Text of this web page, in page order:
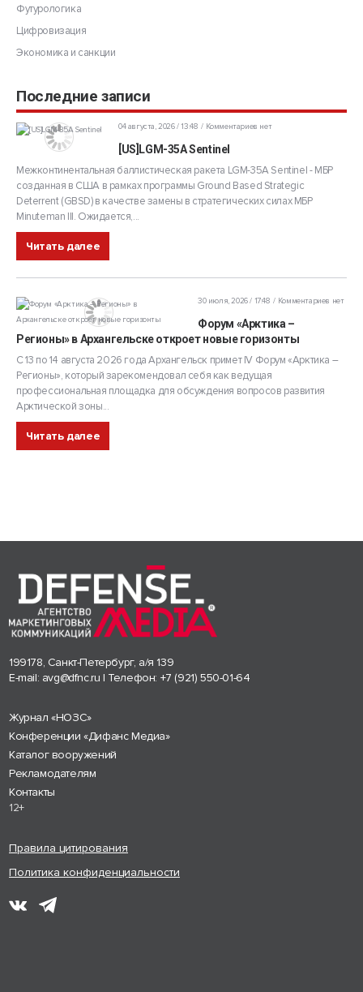
Футурологика
Цифровизация
Экономика и санкции
Последние записи
04 августа, 2026 / 13:48 Комментариев нет
[US]LGM-35A Sentinel
Межконтинентальная баллистическая ракета LGM-35A Sentinel - МБР
созданная в США в рамках программы Ground Based Strategic
Deterrent (GBSD) в качестве замены в стратегических силах МБР
Minuteman III. Ожидается,...
Читать далее
30 июля, 2026 / 17:48 Комментариев нет
Форум «Арктика –
Регионы» в Архангельске откроет новые горизонты
С 13 по 14 августа 2026 года Архангельск примет IV Форум «Арктика –
Регионы», который зарекомендовал себя как ведущая
профессиональная площадка для обсуждения вопросов развития
Арктической зоны...
Читать далее
199178, Санкт-Петербург, а/я 139
E-mail: avg@dfnc.ru | Телефон: +7 (921) 550-01-64
Журнал «НОЗС»
Конференции «Дифанс Медиа»
Каталог вооружений
Рекламодателям
Контакты
12+
Правила цитирования
Политика конфиденциальности